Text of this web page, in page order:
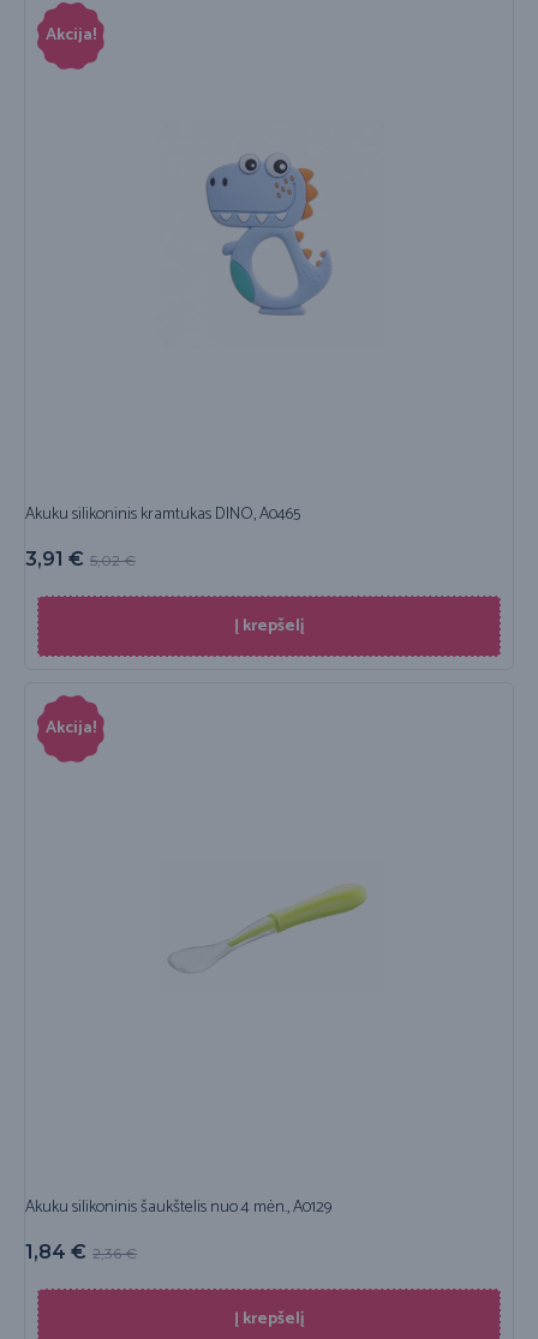
Akcija!
Akuku silikoninis kramtukas DINO, A0465
5,02€
3,91 €
Į krepšelį
Akcija!
Akuku silikoninis šaukštelis nuo 4 mėn., A0129
2,36€
1,84 €
Į krepšelį